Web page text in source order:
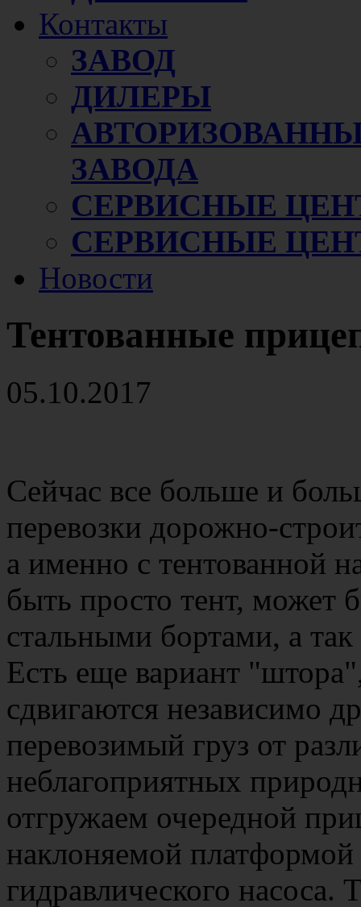
Контакты
ЗАВОД
ДИЛЕРЫ
ЗАВОДА
СЕРВИСНЫЕ
СЕРВИСНЫЕ
Новости
Тентованные
05.10.2017
Сейчас все больше и
перевозки дорожно-
а именно с тентованной
быть просто тент, может
стальными бортами, а
Есть еще вариант
сдвигаются независимо
перевозимый груз от
неблагоприятных
отгружаем очередной
наклоняемой
гидравлического